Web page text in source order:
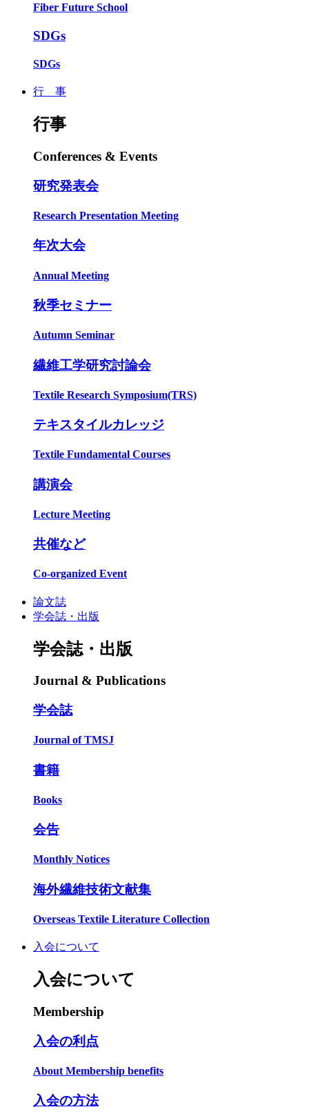
Fiber Future School
SDGs
SDGs
行 事
行事
Conferences & Events
研究発表会
Research Presentation Meeting
年次大会
Annual Meeting
秋季セミナー
Autumn Seminar
繊維工学研究討論会
Textile Research Symposium(TRS)
テキスタイルカレッジ
Textile Fundamental Courses
講演会
Lecture Meeting
共催など
Co-organized Event
論文誌
学会誌・出版
学会誌・出版
Journal & Publications
学会誌
Journal of TMSJ
書籍
Books
会告
Monthly Notices
海外繊維技術文献集
Overseas Textile Literature Collection
入会について
入会について
Membership
入会の利点
About Membership benefits
入会の方法